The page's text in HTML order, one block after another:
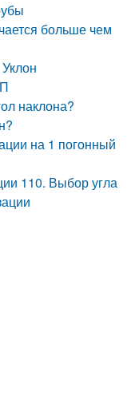
больше чем
наклона?
на 1 погонный
110. Выбор угла